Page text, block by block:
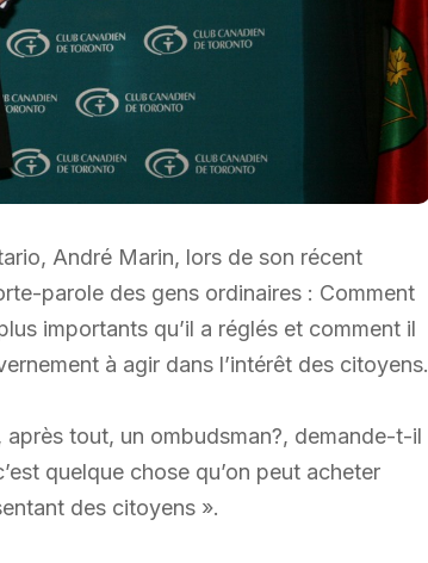
André Marin, lors de son récent
parole des gens ordinaires : Comment
importants qu’il a réglés et comment il
à agir dans l’intérêt des citoyens.
après tout, un ombudsman?, demande-t-il
quelque chose qu’on peut acheter
des citoyens ».